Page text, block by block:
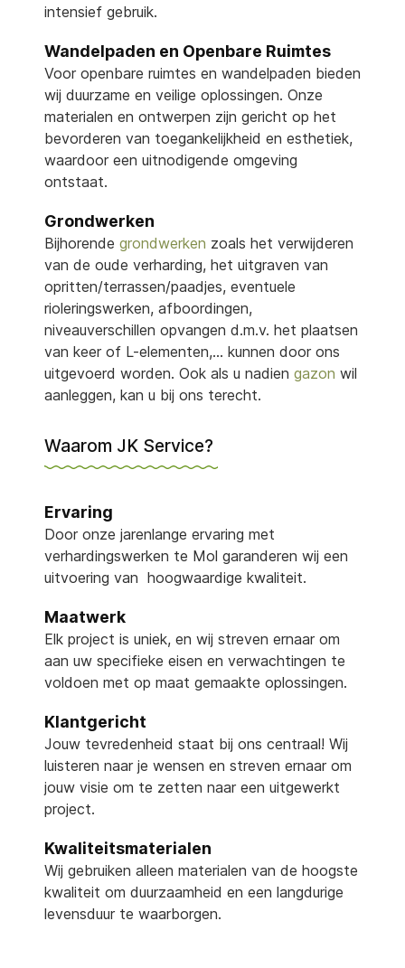
intensief gebruik.
Wandelpaden en Openbare Ruimtes
Voor openbare ruimtes en wandelpaden bieden
wij duurzame en veilige oplossingen. Onze
materialen en ontwerpen zijn gericht op het
bevorderen van toegankelijkheid en esthetiek,
waardoor een uitnodigende omgeving
ontstaat.
Grondwerken
Bijhorende grondwerken zoals het verwijderen
van de oude verharding, het uitgraven van
opritten/terrassen/paadjes, eventuele
rioleringswerken, afboordingen,
niveauverschillen opvangen d.m.v. het plaatsen
van keer of L-elementen,… kunnen door ons
uitgevoerd worden. Ook als u nadien gazon wil
aanleggen, kan u bij ons terecht.
Waarom JK Service?
Ervaring
Door onze jarenlange ervaring met
verhardingswerken te Mol garanderen wij een
uitvoering van hoogwaardige kwaliteit.
Maatwerk
Elk project is uniek, en wij streven ernaar om
aan uw specifieke eisen en verwachtingen te
voldoen met op maat gemaakte oplossingen.
Klantgericht
Jouw tevredenheid staat bij ons centraal! Wij
luisteren naar je wensen en streven ernaar om
jouw visie om te zetten naar een uitgewerkt
project.
Kwaliteitsmaterialen
Wij gebruiken alleen materialen van de hoogste
kwaliteit om duurzaamheid en een langdurige
levensduur te waarborgen.